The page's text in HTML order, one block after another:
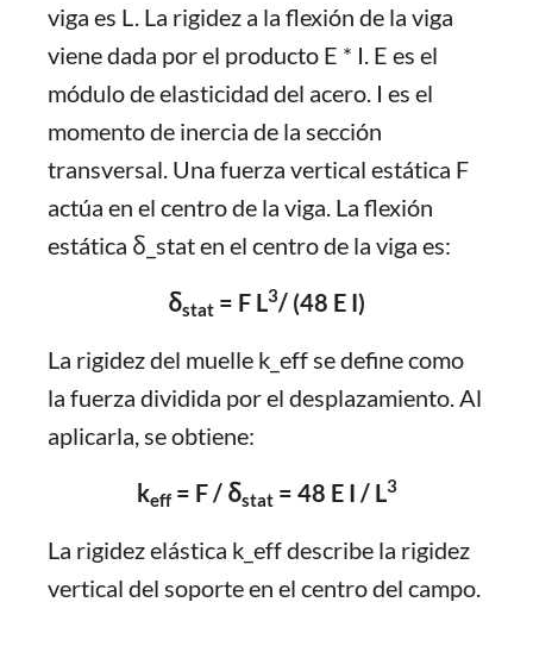
viga es L. La rigidez a la flexión de la viga
viene dada por el producto E * I. E es el
módulo de elasticidad del acero. I es el
momento de inercia de la sección
transversal. Una fuerza vertical estática F
actúa en el centro de la viga. La flexión
estática δ_stat en el centro de la viga es:
δstat = F L3/ (48 E I)
La rigidez del muelle k_eff se define como
la fuerza dividida por el desplazamiento. Al
aplicarla, se obtiene:
keff= F / δstat= 48 E I / L3
La rigidez elástica k_eff describe la rigidez
vertical del soporte en el centro del campo.